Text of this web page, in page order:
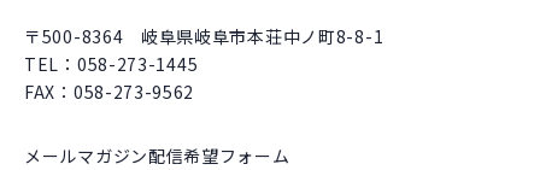
〒500-8364 岐阜県岐阜市本荘中ノ町8-8-1
TEL： 058-273-1445
FAX：058-273-9562
メールマガジン配信希望フォーム